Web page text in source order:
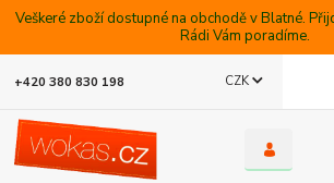
Veškeré zboží dostupné na obchodě v Blatné.
Rádi Vám poradíme.
CZK
+420 380 830 198